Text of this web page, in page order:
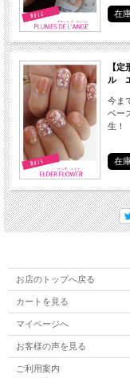
在
【
ル
今ま
ベー
生！
在
お店のトップへ戻る
カートを見る
マイページへ
お客様の声を見る
ご利用案内